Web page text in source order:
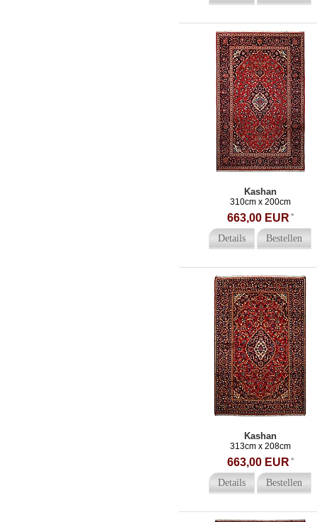
Kashan
310cm x 200cm
663,00 EUR *
Details Bestellen
Kashan
313cm x 208cm
663,00 EUR *
Details Bestellen